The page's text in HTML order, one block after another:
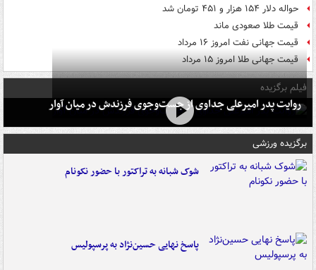
حواله دلار ۱۵۴ هزار و ۴۵۱ تومان شد
قیمت طلا صعودی ماند
قیمت جهانی نفت امروز ۱۶ مرداد
قیمت جهانی طلا امروز ۱۵ مرداد
فیلم برگزیده
روایت پدر امیرعلی جداوی از جست‌وجوی فرزندش در میان آوار
برگزیده ورزشی
شوک شبانه به تراکتور با حضور نکونام
پاسخ نهایی حسین‌نژاد به پرسپولیس